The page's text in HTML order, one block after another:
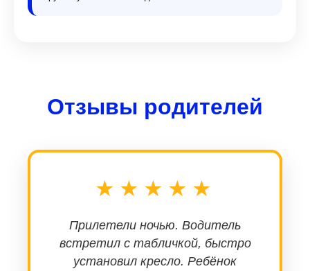
Отзывы родителей
★★★★★
Прилетели ночью. Водитель
встретил с табличкой, быстро
установил кресло. Ребёнок